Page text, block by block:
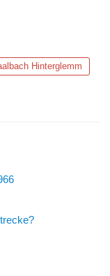
Hinterglemm